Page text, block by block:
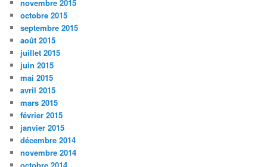
novembre 2015
octobre 2015
septembre 2015
août 2015
juillet 2015
juin 2015
mai 2015
avril 2015
mars 2015
février 2015
janvier 2015
décembre 2014
novembre 2014